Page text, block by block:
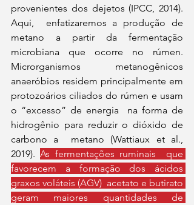
provenientes dos dejetos (IPCC, 2014).
Aqui,  enfatizaremos a produção de
metano a partir da fermentação
microbiana que ocorre no rúmen.
Microrganismos metanogênicos
anaeróbios residem principalmente em
protozoários ciliados do rúmen e usam
o “excesso” de energia  na forma de
hidrogênio para reduzir o dióxido de
carbono a  metano (Wattiaux et al.,
2019). As fermentações ruminais  que
favorecem a formação dos ácidos
graxos voláteis (AGV)  acetato e butirato
geram maiores quantidades de